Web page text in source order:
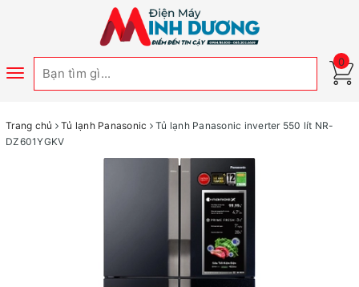
Toggle
0
Trang chủ Tủ lạnh Panasonic
Tủ lạnh Panasonic inverter 550 lít NR-
DZ601YGKV